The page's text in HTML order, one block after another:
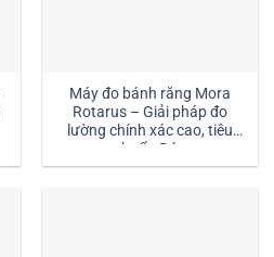
Máy đo bánh răng Mora
Rotarus – Giải pháp đo
lường chính xác cao, tiêu
chuẩn Đức